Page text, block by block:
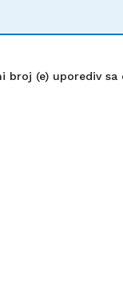
broj (e) uporediv